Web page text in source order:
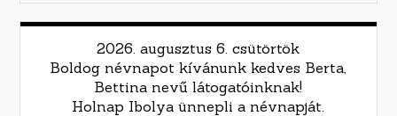
2026. augusztus 6. csütörtök
Boldog névnapot kívánunk kedves Berta,
Bettina nevű látogatóinknak!
Holnap Ibolya ünnepli a névnapját.